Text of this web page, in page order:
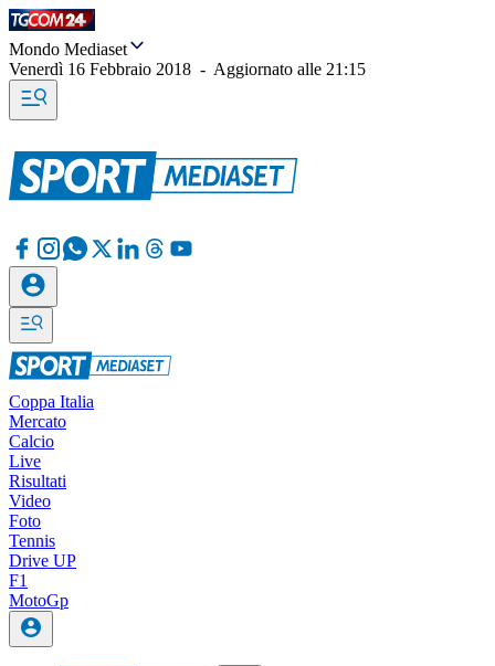
Mondo Mediaset
Venerdì 16 Febbraio 2018 - Aggiornato alle 21:15
Coppa Italia
Mercato
Calcio
Live
Risultati
Video
Foto
Tennis
Drive UP
F1
MotoGp